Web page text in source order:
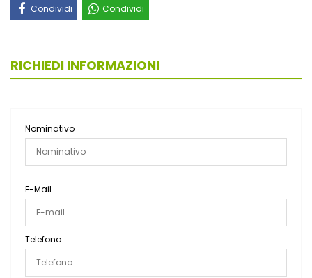
Condividi Condividi
RICHIEDI INFORMAZIONI
Nominativo
E-Mail
Telefono